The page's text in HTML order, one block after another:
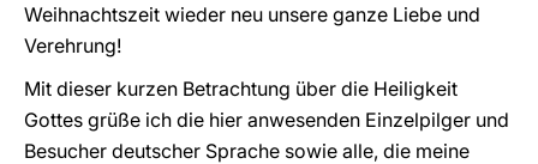
Weihnachtszeit wieder neu unsere ganze Liebe und
Verehrung!
Mit dieser kurzen Betrachtung über die Heiligkeit
Gottes grüße ich die hier anwesenden Einzelpilger und
Besucher deutscher Sprache sowie alle, die meine